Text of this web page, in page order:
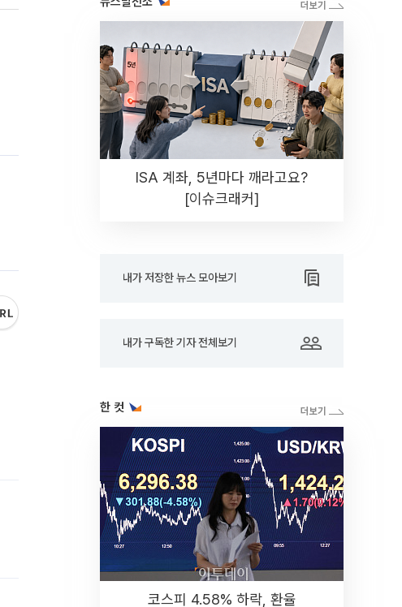
ISA 계좌, 5년마다 깨라고요?
[이슈크래커]
내가 저장한 뉴스 모아보기
내가 구독한 기자 전체보기
한 컷
코스피 4.58% 하락, 환율